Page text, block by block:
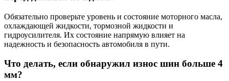
Обязательно проверьте уровень и состояние моторного масла,
охлаждающей жидкости, тормозной жидкости и
гидроусилителя. Их состояние напрямую влияет на
надежность и безопасность автомобиля в пути.
Что делать, если обнаружил износ шин больше 4
мм?